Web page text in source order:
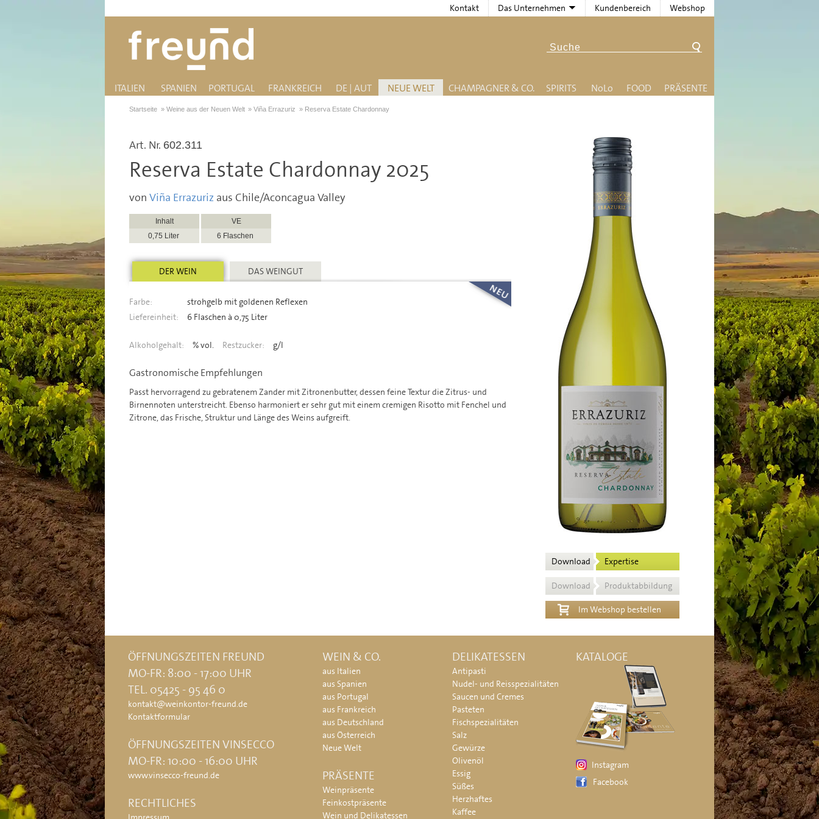
Kontakt Das Unternehmen Kundenbereich Webshop
ITALIEN SPANIEN PORTUGAL FRANKREICH DE | AUT NEUE WELT CHAMPAGNER & CO. SPIRITS NoLo FOOD PRÄSENTE
Startseite » Weine aus der Neuen Welt »Viña Errazuriz » Reserva Estate Chardonnay
Art. Nr. 602.311
Reserva Estate Chardonnay 2025
von Viña Errazuriz aus Chile/Aconcagua Valley
Inhalt
VE
0,75 Liter
6 Flaschen
DER WEIN DAS WEINGUT
Farbe:
strohgelb mit goldenen Reflexen
Liefereinheit:
6 Flaschen à 0,75 Liter
Alkoholgehalt: % vol. Restzucker: g/l
Gastronomische Empfehlungen
Passt hervorragend zu gebratenem Zander mit Zitronenbutter, dessen feine Textur die Zitrus- und
Birnennoten unterstreicht. Ebenso harmoniert er sehr gut mit einem cremigen Risotto mit Fenchel und
Zitrone, das Frische, Struktur und Länge des Weins aufgreift.
Download Expertise
Download Produktabbildung
Im Webshop bestellen
ÖFFNUNGSZEITEN FREUND
MO-FR: 8:00 - 17:00 UHR
TEL. 05425 - 95 46 0
kontakt@weinkontor-freund.de
Kontaktformular
ÖFFNUNGSZEITEN VINSECCO
MO-FR: 10:00 - 16:00 UHR
www.vinsecco-freund.de
RECHTLICHES
WEIN & CO.
aus Italien
aus Spanien
aus Portugal
aus Frankreich
aus Deutschland
aus Österreich
Neue Welt
PRÄSENTE
Weinpräsente
Feinkostpräsente
Wein und Delikatessen
DELIKATESSEN
Antipasti
Nudel- und Reisspezialitäten
Saucen und Cremes
Pasteten
Fischspezialitäten
Salz
Gewürze
Olivenöl
Essig
Süßes
Herzhaftes
Kaffee
KATALOGE
Instagram
Facebook